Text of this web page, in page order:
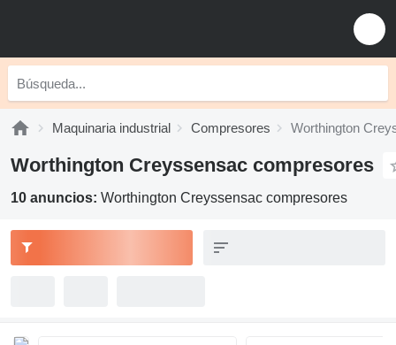
Maquinaria industrial Compresores Worthington
Worthington Creyssensac compresores
10 anuncios: Worthington Creyssensac compresores